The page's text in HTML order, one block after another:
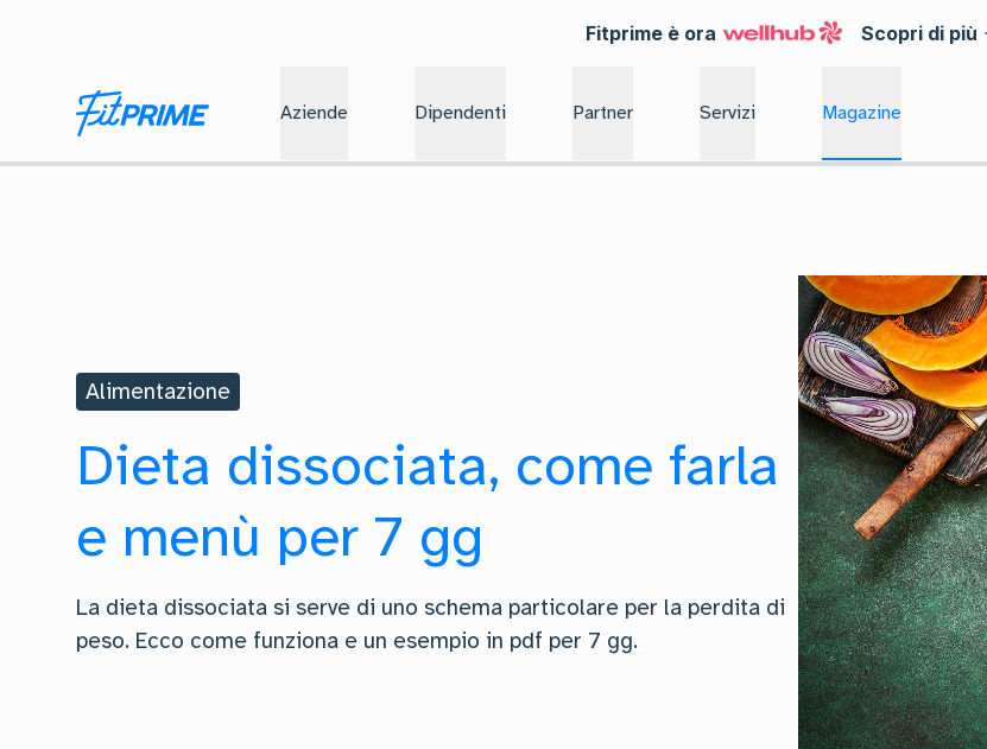
Fitprime è ora Scopri di più
Aziende Dipendenti Partner Servizi Magazine
Alimentazione
Dieta dissociata, come farla
e menù per 7 gg
La dieta dissociata si serve di uno schema particolare per la perdita di
peso. Ecco come funziona e un esempio in pdf per 7 gg.